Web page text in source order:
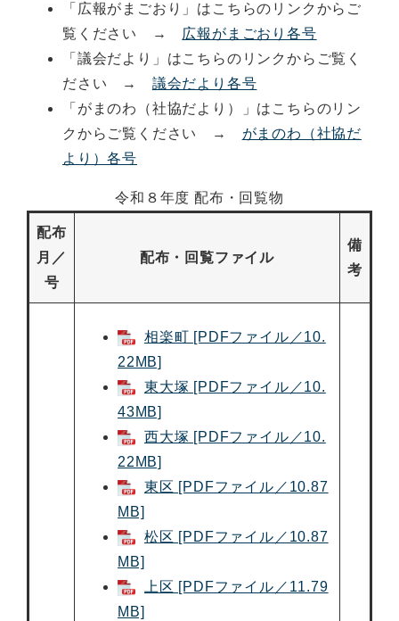
「広報がまごおり」はこちらのリンクからご
覧ください → 広報がまごおり各号
「議会だより」はこちらのリンクからご覧く
ださい → 議会だより各号
「がまのわ（社協だより）」はこちらのリン
クからご覧ください → がまのわ（社協だ
より）各号
令和８年度 配布・回覧物
配布
月／
号
配布・回覧ファイル
備
考
相楽町 [PDFファイル／10.
22MB]
東大塚 [PDFファイル／10.
43MB]
西大塚 [PDFファイル／10.
22MB]
東区 [PDFファイル／10.87
MB]
松区 [PDFファイル／10.87
MB]
上区 [PDFファイル／11.79
MB]